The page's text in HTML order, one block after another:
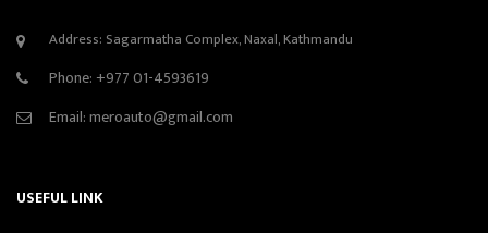
Address: Sagarmatha Complex, Naxal, Kathmandu
Phone: +977 01-4593619
Email:meroauto@gmail.com
USEFUL LINK